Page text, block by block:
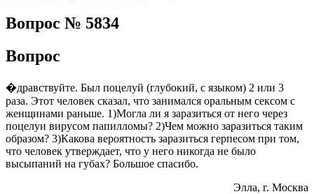
Вопрос № 5834
Вопрос
�дравствуйте. Был поцелуй (глубокий, с языком) 2 или 3
раза. Этот человек сказал, что занимался оральным сексом с
женщинами раньше. 1)Могла ли я заразиться от него через
поцелуи вирусом папилломы? 2)Чем можно заразиться таким
образом? 3)Какова вероятность заразиться герпесом при том,
что человек утверждает, что у него никогда не было
высыпаний на губах? Большое спасибо.
Элла, г. Москва